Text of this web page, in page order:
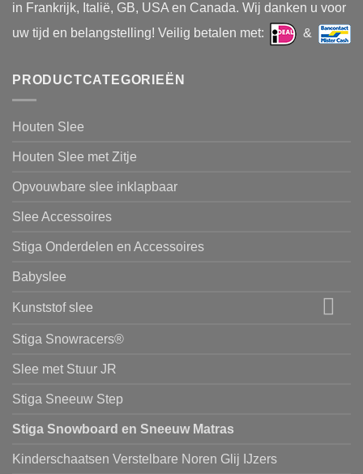
in Frankrijk, Italië, GB, USA en Canada. Wij danken u voor
uw tijd en belangstelling! Veilig betalen met:
&
PRODUCTCATEGORIEËN
Houten Slee
Houten Slee met Zitje
Opvouwbare slee inklapbaar
Slee Accessoires
Stiga Onderdelen en Accessoires
Babyslee
Kunststof slee
Stiga Snowracers®
Slee met Stuur JR
Stiga Sneeuw Step
Stiga Snowboard en Sneeuw Matras
Kinderschaatsen Verstelbare Noren Glij IJzers